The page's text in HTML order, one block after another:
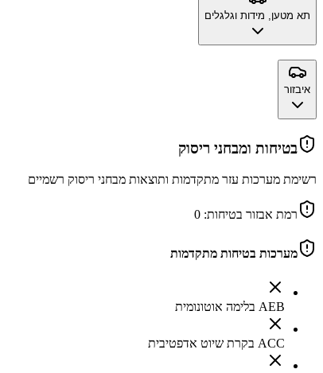
תא מטען, מידות וגלגלים
איבזור
בטיחות ומבחני ריסוק
רשימת מערכות עזר מתקדמות ותוצאות מבחני ריסוק רשמיים
רמת אבזור בטיחות: 0
מערכות בטיחות מתקדמות
AEB בלימה אוטונומית
ACC בקרת שיוט אדפטיבית